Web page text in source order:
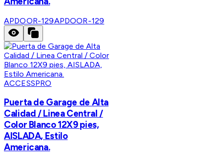
APDOOR-129APDOOR-129
ACCESSPRO
Puerta de Garage de Alta
Calidad / Linea Central /
Color Blanco 12X9 pies,
AISLADA, Estilo
Americana.